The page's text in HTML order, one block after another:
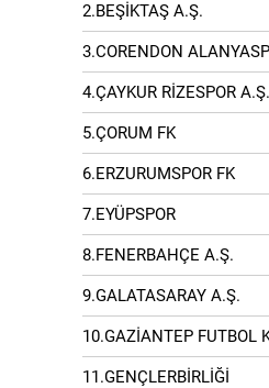
2.BEŞİKTAŞ A.Ş.
3.CORENDON
4.ÇAYKUR RİZESPOR A.Ş.
5.ÇORUM FK
6.ERZURUMSPOR FK
7.EYÜPSPOR
8.FENERBAHÇE A.Ş.
9.GALATASARAY A.Ş.
10.GAZİANTEP FUTBOL
11.GENÇLERBİRLİĞİ